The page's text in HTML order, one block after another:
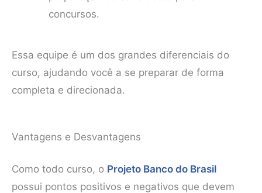
concursos.
Essa equipe é um dos grandes diferenciais do
curso, ajudando você a se preparar de forma
completa e direcionada.
Vantagens e Desvantagens
Como todo curso, o Projeto Banco do Brasil
possui pontos positivos e negativos que devem